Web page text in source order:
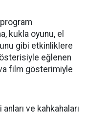
kukla oyunu, el
gibi etkinliklere
eğlenen
film gösterimiyle
ve kahkahaları